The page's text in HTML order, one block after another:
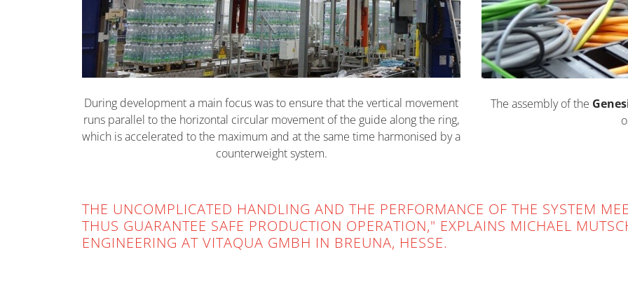
During development a main focus was to ensure that the vertical movement
runs parallel to the horizontal circular movement of the guide along the ring,
which is accelerated to the maximum and at the same time harmonised by a
counterweight system.
The assembly of the
THE UNCOMPLICATED HANDLING AND THE PERFORMANCE OF THE SYSTEM
THUS GUARANTEE SAFE PRODUCTION OPERATION," EXPLAINS MICHAEL
ENGINEERING AT VITAQUA GMBH IN BREUNA, HESSE.